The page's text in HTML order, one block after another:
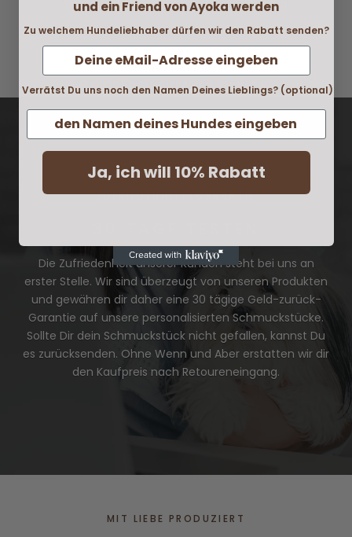
100% personalisiert
ZUFRIEDENHEITSGARANTIE
Die Zufriedenheit unserer Kunden steht bei uns an
erster Stelle. Wir sind überzeugt von unseren Produkten
und gewähren dir daher eine 30 tägige Geld-zurück-
Garantie auf unsere personalisierten Schmuckstücke.
Sollte Dir dein Schmuckstück nicht gefallen, kannst Du
es zurücksenden. Ohne Wenn und Aber erstatten wir dir
den Kaufpreis nach Retoureneingang.
MIT LIEBE PRODUZIERT
und ein Friend von Ayoka werden
Zu welchem Hundeliebhaber dürfen wir den Rabatt senden?
Verrätst Du uns noch den Namen Deines Lieblings? (optional)
Ja, ich will 10% Rabatt